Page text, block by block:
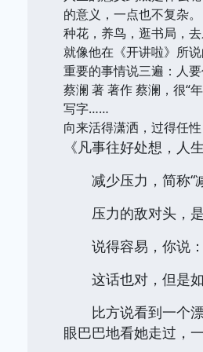
的意义，一点也不复杂。
种花，养鸟，逛书局，
就像他在《开讲啦》所
重要的事情说三遍：人
蔡澜 著 著作 蔡澜，很“
写字……
向来活得潇洒，过得任
《凡事往好处想，人
减少压力，简称“
压力的敌对头，是
说得容易，你说：
这话也对，但是如
比方说看到一个漂
眼巴巴地看她走过，